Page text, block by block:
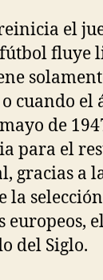
el
fluye
cuando
de
para el
gracias a
la
del Siglo.